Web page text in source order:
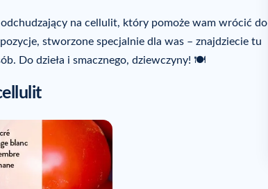
na cellulit, który pomoże wam wrócić do
stworzone specjalnie dla was – znajdziecie tu
Do dzieła i smacznego, dziewczyny! 🍽️